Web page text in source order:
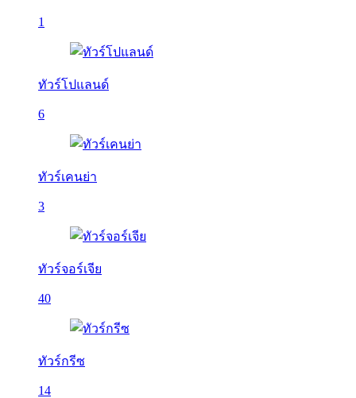
1
ทัวร์โปแลนด์
6
ทัวร์เคนย่า
3
ทัวร์จอร์เจีย
40
ทัวร์กรีซ
14